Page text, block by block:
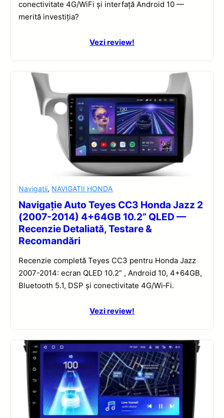
conectivitate 4G/WiFi și interfață Android 10 —
merită investiția?
Vezi review!
Navigatii, NAVIGATII HONDA
Navigație Auto Teyes CC3 Honda Jazz 2
(2007-2014) 4+64GB 10.2” QLED —
Recenzie Detaliată, Testare &
Recomandări
Recenzie completă Teyes CC3 pentru Honda Jazz
2007-2014: ecran QLED 10.2” , Android 10, 4+64GB,
Bluetooth 5.1, DSP și conectivitate 4G/Wi‑Fi.
Vezi review!